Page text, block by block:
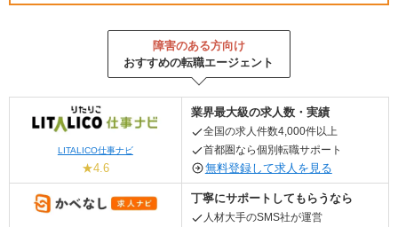
障害のある方向け
おすすめの転職エージェント
LITALICO仕事ナビ
★4.6
業界最大級の求人数・実績
全国の求人件数4,000件以上
首都圏なら個別転職サポート
無料登録して求人を見る
丁寧にサポートしてもらうなら
人材大手のSMS社が運営